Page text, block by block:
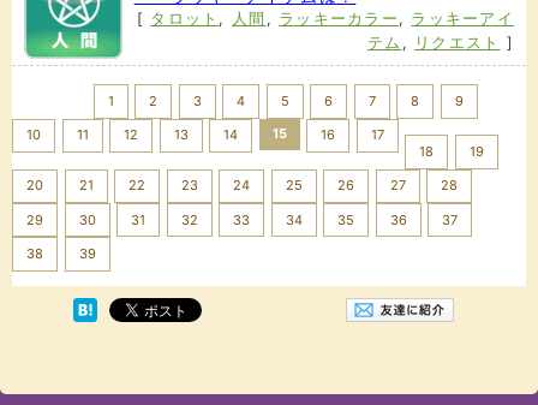
[ タロット , 人間 , ラッキーカラー , ラッキーアイ
テム , リクエスト ]
1 2 3 4 5 6 7 8 9
10 11 12 13 14 15 16
17
18
19
20 21 22 23 24 25 26 27 28
29 30 31 32 33 34 35 36 37
38 39